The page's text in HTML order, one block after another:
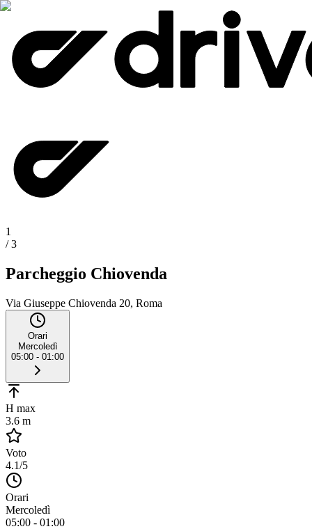
1
/3
Parcheggio Chiovenda
Via Giuseppe Chiovenda 20, Roma
Orari
Mercoledì
05:00 - 01:00
H max
3.6 m
Voto
4.1/5
Orari
Mercoledì
05:00 - 01:00